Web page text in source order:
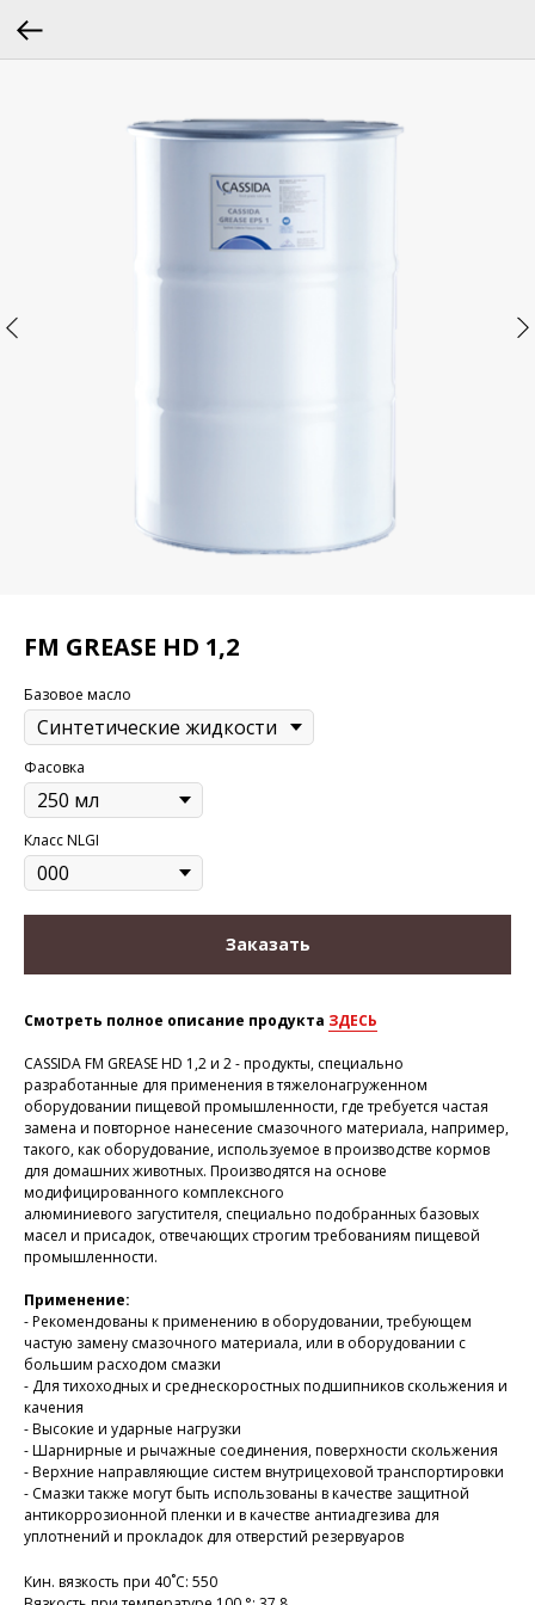
FM GREASE HD 1,2
Базовое масло
Фасовка
Класс NLGI
Заказать
Смотреть полное описание продукта ЗДЕСЬ
CASSIDA FM GREASE HD 1,2 и 2 - продукты, специально
разработанные для применения в тяжелонагруженном
оборудовании пищевой промышленности, где требуется частая
замена и повторное нанесение смазочного материала, например,
такого, как оборудование, используемое в производстве кормов
для домашних животных. Производятся на основе
модифицированного комплексного
алюминиевого загустителя, специально подобранных базовых
масел и присадок, отвечающих строгим требованиям пищевой
промышленности.
Применение:
- Рекомендованы к применению в оборудовании, требующем
частую замену смазочного материала, или в оборудовании с
большим расходом смазки
- Для тихоходных и среднескоростных подшипников скольжения и
качения
- Высокие и ударные нагрузки
- Шарнирные и рычажные соединения, поверхности скольжения
- Верхние направляющие систем внутрицеховой транспортировки
- Смазки также могут быть использованы в качестве защитной
антикоррозионной пленки и в качестве антиадгезива для
уплотнений и прокладок для отверстий резервуаров
Кин. вязкость при 40˚С: 550